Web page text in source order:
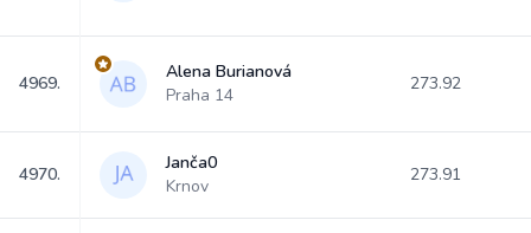
4969.
Alena Burianová
Praha 14
273.92
4970.
Janča0
Krnov
273.91